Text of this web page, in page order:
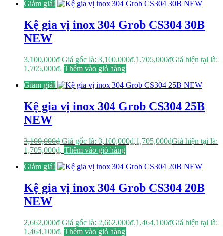
Giảm giá!
Kệ gia vị inox 304 Grob CS304 30B
NEW
3,100,000₫ Giá gốc là: 3,100,000₫.1,705,000₫Giá hiện tại là:
1,705,000₫. Thêm vào giỏ hàng
Giảm giá!
Kệ gia vị inox 304 Grob CS304 25B
NEW
3,100,000₫ Giá gốc là: 3,100,000₫.1,705,000₫Giá hiện tại là:
1,705,000₫. Thêm vào giỏ hàng
Giảm giá!
Kệ gia vị inox 304 Grob CS304 20B
NEW
2,662,000₫ Giá gốc là: 2,662,000₫.1,464,100₫Giá hiện tại là:
1,464,100₫. Thêm vào giỏ hàng